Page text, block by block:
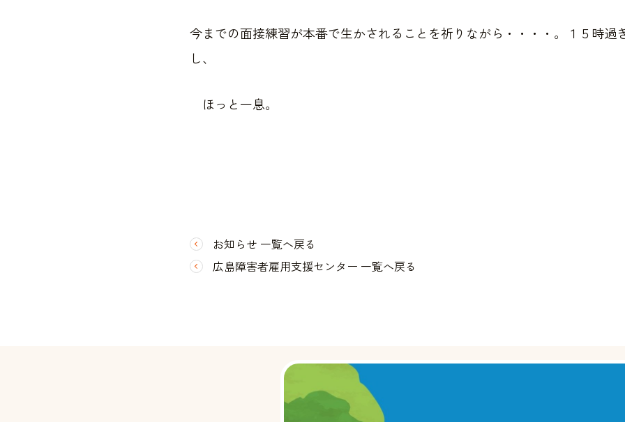
今までの面接練習が本番で生かされることを祈りながら・・・・。１５時過
し、
ほっと一息。
お知らせ 一覧へ戻る
広島障害者雇用支援センター 一覧へ戻る